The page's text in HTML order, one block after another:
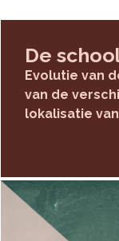
de behoefte
aantal
in scholen
om
Zo niet
De
Evolutie van
van de
lokalisatie